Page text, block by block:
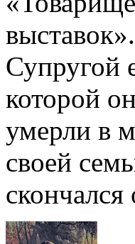
Супругой
которой
умерли в
своей
скончался